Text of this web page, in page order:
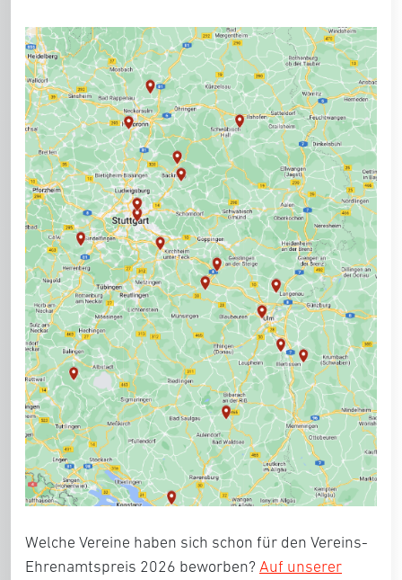
Welche Vereine haben sich schon für den Vereins-
Ehrenamtspreis 2026 beworben? Auf unserer